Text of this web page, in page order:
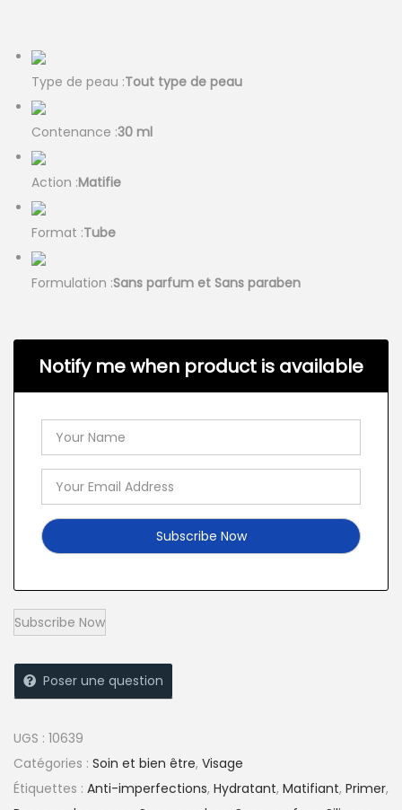
Type de peau :Tout type de peau
Contenance :30 ml
Action :Matifie
Format :Tube
Formulation :Sans parfum et Sans paraben
Notify me when product is available
Poser une question
UGS : 10639
Catégories : Soin et bien être, Visage
Étiquettes : Anti-imperfections, Hydratant, Matifiant, Primer,